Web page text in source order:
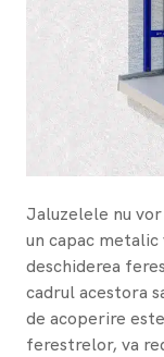
Jaluzelele nu
un capac
deschiderea
cadrul acestora
de acoperire
ferestrelor, va